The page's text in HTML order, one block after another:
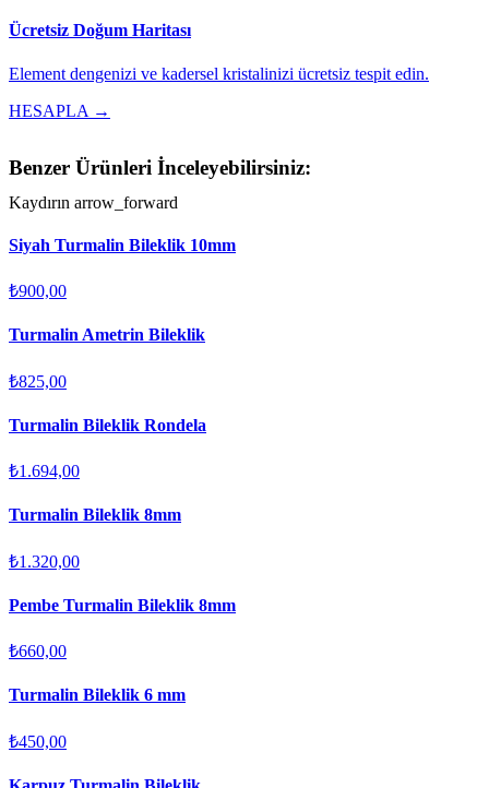
Ücretsiz Doğum Haritası
Element dengenizi ve kadersel kristalinizi ücretsiz tespit edin.
HESAPLA →
Benzer Ürünleri İnceleyebilirsiniz:
Kaydırın arrow_forward
Siyah Turmalin Bileklik 10mm
₺900,00
Turmalin Ametrin Bileklik
₺825,00
Turmalin Bileklik Rondela
₺1.694,00
Turmalin Bileklik 8mm
₺1.320,00
Pembe Turmalin Bileklik 8mm
₺660,00
Turmalin Bileklik 6 mm
₺450,00